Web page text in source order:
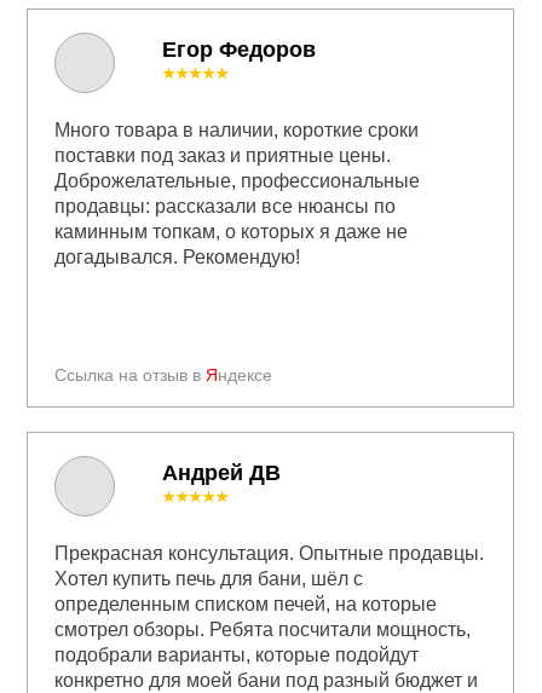
Егор Федоров
Ссылка на отзыв в Яндексе
★★★★★
Много товара в наличии, короткие сроки
поставки под заказ и приятные цены.
Доброжелательные, профессиональные
продавцы: рассказали все нюансы по
каминным топкам, о которых я даже не
догадывался. Рекомендую!
Андрей ДВ
★★★★★
Прекрасная консультация. Опытные продавцы.
Хотел купить печь для бани, шёл с
определенным списком печей, на которые
смотрел обзоры. Ребята посчитали мощность,
подобрали варианты, которые подойдут
конкретно для моей бани под разный бюджет и